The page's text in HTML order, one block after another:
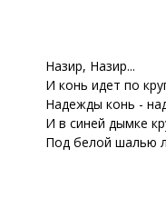
Назир, Назир...
И конь идет по
Надежды конь -
И в синей дымке
Под белой шалью